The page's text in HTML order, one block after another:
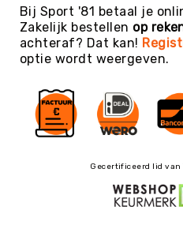
ballen
Pleinballen
Megaballen
Speciale
ballen
Gooien
&
Vangen
Bij Sport '81 betaal je
Zakelijk bestellen op
achteraf? Dat kan!
optie wordt weergeven.
Gecertificeerd lid van